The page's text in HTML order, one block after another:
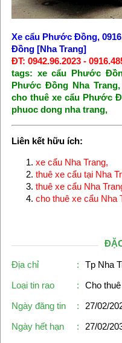
Xe cẩu Phước Đồng,
Đồng [Nha Trang]
ĐT: 0942.96.2023 -
tags: xe cẩu Phước
Phước Đồng Nha Trang
cho thuê xe cẩu Phước
phuoc dong nha trang,
Liên kết hữu ích:
xe cẩu Nha Trang,
thuê xe cẩu tại Nha
thuê xe cẩu Nha
cho thuê xe cẩu Nha
Địa chỉ :
Tp Nha
Loại tin rao
:
Cho
Ngày đăng tin
:
27/02/
Ngày hết hạn
: 27/02/